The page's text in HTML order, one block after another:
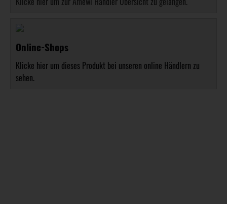
Online-Shops
Klicke hier um dieses Produkt bei unseren online Händlern zu
sehen.